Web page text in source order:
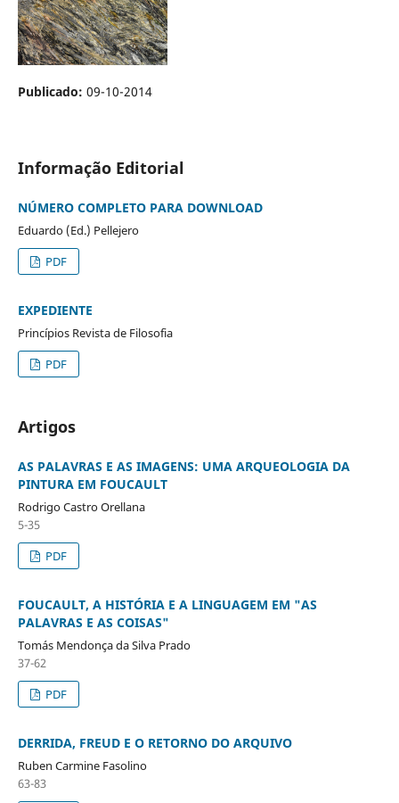
Publicado: 09-10-2014
Informação Editorial
NÚMERO COMPLETO PARA DOWNLOAD
Eduardo (Ed.) Pellejero
PDF
EXPEDIENTE
Princípios Revista de Filosofia
PDF
Artigos
AS PALAVRAS E AS IMAGENS: UMA ARQUEOLOGIA DA
PINTURA EM FOUCAULT
Rodrigo Castro Orellana
5-35
PDF
FOUCAULT, A HISTÓRIA E A LINGUAGEM EM "AS
PALAVRAS E AS COISAS"
Tomás Mendonça da Silva Prado
37-62
PDF
DERRIDA, FREUD E O RETORNO DO ARQUIVO
Ruben Carmine Fasolino
63-83